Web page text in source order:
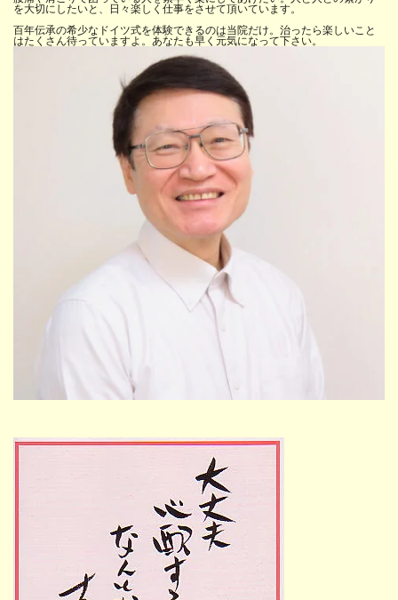
を大切にしたいと、日々楽しく仕事をさせて頂いています。
百年伝承の希少なドイツ式を体験できるのは当院だけ。治ったら楽しいこと
はたくさん待っていますよ。あなたも早く元気になって下さい。